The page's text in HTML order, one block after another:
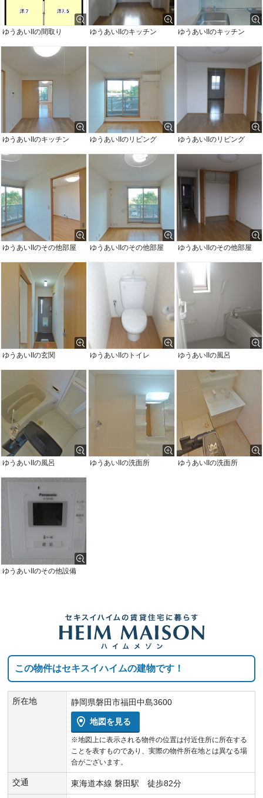
ゆうあいIIの間取り ゆうあいIIのキッチン ゆうあいIIのキッチン
ゆうあいIIのキッチン ゆうあいIIのリビング ゆうあいIIのリビング
ゆうあいIIのその他部屋 ゆうあいIIのその他部屋 ゆうあいIIのその他部屋
ゆうあいIIの玄関 ゆうあいIIのトイレ ゆうあいIIの風呂
ゆうあいIIの風呂 ゆうあいIIの洗面所 ゆうあいIIの洗面所
ゆうあいIIのその他設備
この物件はセキスイハイムの建物です！
所在地 静岡県磐田市福田中島3600
地図を見る
※地図上に表示される物件の位置は付近住所に所在する
ことを表すものであり、実際の物件所在地とは異なる場
合がございます。
交通 東海道本線 磐田駅 徒歩82分